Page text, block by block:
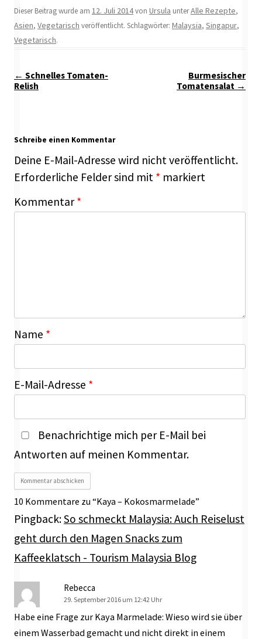
Dieser Beitrag wurde am 12. Juli 2014von Ursula unterAlle Rezepte,
Asien, Vegetarisch veröffentlicht. Schlagwörter: Malaysia, Singapur,
Vegetarisch.
Beitragsnavigation
← Schnelles Tomaten-
Relish
Burmesischer
Tomatensalat →
Schreibe einen Kommentar
Deine E-Mail-Adresse wird nicht veröffentlicht.
Erforderliche Felder sind mit * markiert
Kommentar*
Name *
E-Mail-Adresse *
Benachrichtige mich per E-Mail bei
Antworten auf meinen Kommentar.
10 Kommentare zu “Kaya – Kokosmarmelade”
Pingback:So schmeckt Malaysia: Auch Reiselust
geht durch den Magen Snacks zum
Kaffeeklatsch - Tourism Malaysia Blog
Rebecca
29. September 2016 um 12:42 Uhr
Habe eine Frage zur Kaya Marmelade: Wieso wird sie über
einem Wasserbad gemacht und nicht direkt in einem